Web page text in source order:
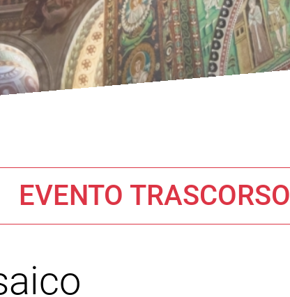
EVENTO TRASCORSO